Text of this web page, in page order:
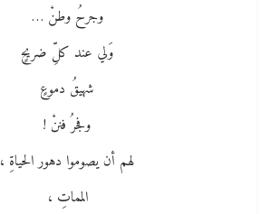
وجرحُ وطنْ …
وَلي عند كلِّ ضريحٍ
شهيقُ دموعٍ
وفجرُ فننْ !
لهم أن يصوموا دهور الحياةِ ،
المماتِ ،